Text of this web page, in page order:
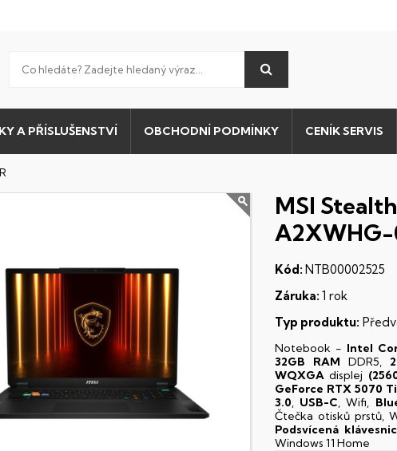
A PŘÍSLUŠENSTVÍ OBCHODNÍ PODMÍNKY CENÍK SERVIS
MSI
A2XWHG-
Kód: NTB00002525
Záruka: 1 rok
Typ produktu:
Notebook - Intel
32GB RAM DDR5,
WQXGAdisplej
GeForce RTX 5070
3.0, USB-C, Wifi,
Čtečka otisků prstů,
Podsvícená
Windows 11 Home